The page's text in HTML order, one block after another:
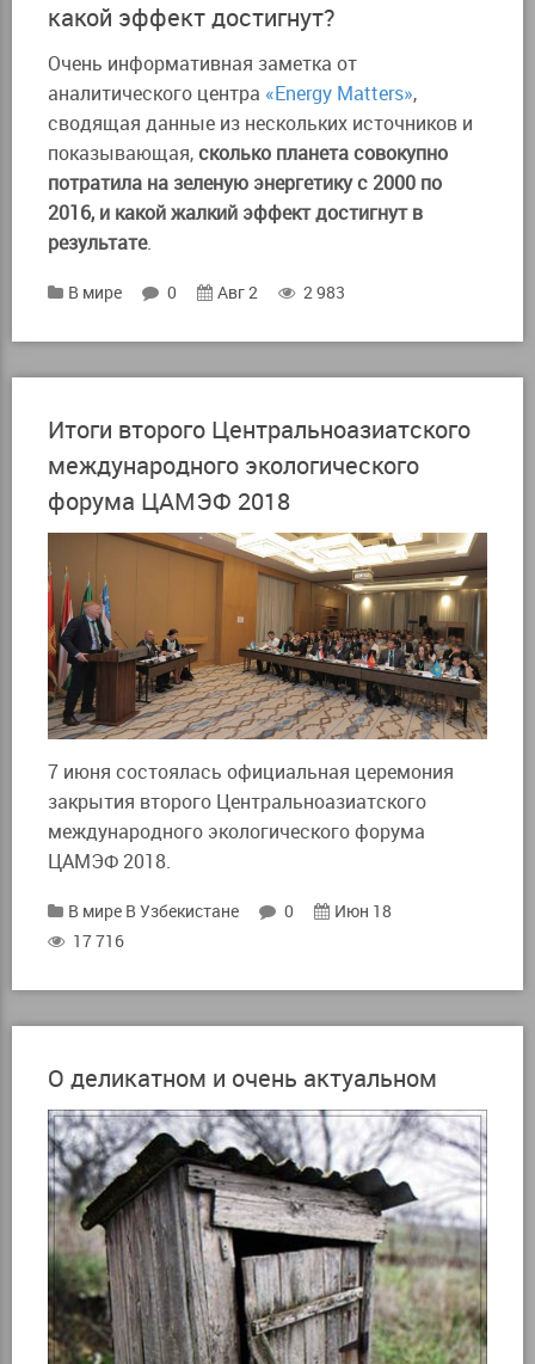
какой эффект достигнут?
Очень информативная заметка от
аналитического центра «Energy Matters»,
сводящая данные из нескольких источников и
показывающая,сколько планета совокупно
потратила на зеленую энергетику с 2000 по
2016, и какой жалкий эффект достигнут в
результате.
В мире 0 Авг 2 2 983
Итоги второго Центральноазиатского
международного экологического
форума ЦАМЭФ 2018
7 июня состоялась официальная церемония
закрытия второго Центральноазиатского
международного экологического форума
ЦАМЭФ 2018.
В мире В Узбекистане 0
Июн 18
17 716
О деликатном и очень актуальном